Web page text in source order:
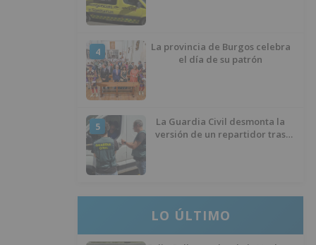
4
La provincia de Burgos celebra
el día de su patrón
5
La Guardia Civil desmonta la
versión de un repartidor tras
LO ÚLTIMO